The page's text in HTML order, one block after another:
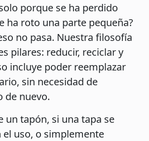
porque se ha perdido
ha roto una parte pequeña?
no pasa. Nuestra filosofía
pilares: reducir, reciclar y
incluye poder reemplazar
sin necesidad de
de nuevo.
un tapón, si una tapa se
uso, o simplemente